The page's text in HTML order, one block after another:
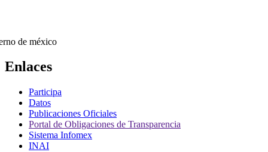
Enlaces
Participa
Datos
Publicaciones Oficiales
Portal de Obligaciones de Transparencia
Sistema Infomex
INAI